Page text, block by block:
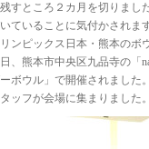
すところ２カ月を切りまし
ていることに気付かされます
ンピックス日本・熊本のボ
、熊本市中央区九品寺の「
ボウル」で開催されました
ッフが会場に集まりました。